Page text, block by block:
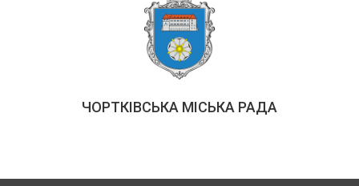
ЧОРТКІВСЬКА МІСЬКА РАДА